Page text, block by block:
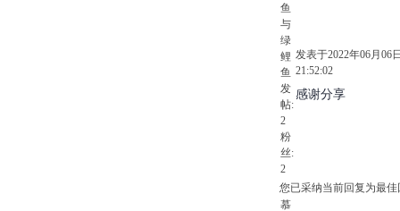
鱼
与
绿
鲤
鱼
发
帖:
2
粉
丝:
2
发表于2022年06月06
21:52:02
感谢分享
您已采纳当前回复为最佳
慕